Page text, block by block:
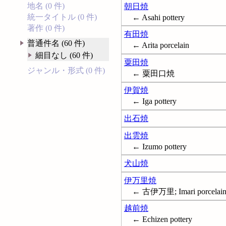
地名 (0 件)
統一タイトル (0 件)
著作 (0 件)
普通件名 (60 件)
細目なし (60 件)
ジャンル・形式 (0 件)
朝日焼
← Asahi pottery
有田焼
← Arita porcelain
粟田焼
← 粟田口焼
伊賀焼
← Iga pottery
出石焼
出雲焼
← Izumo pottery
犬山焼
伊万里焼
← 古伊万里; Imari porcelain
越前焼
← Echizen pottery